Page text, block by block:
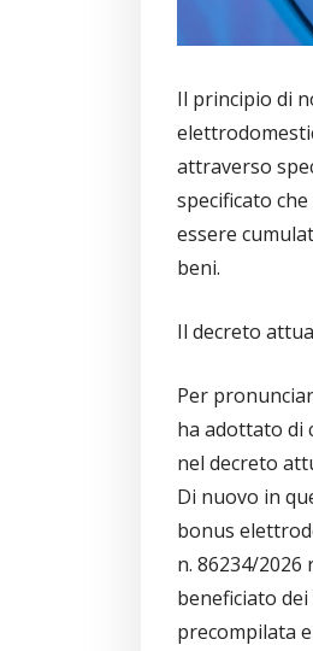
Il principio di
attraverso
specificato
essere
beni.
Il decreto
Per
ha adottato di
nel decreto
Di nuovo in
bonus
n. 86234/
beneficiato
precompilata